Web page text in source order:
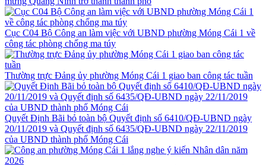
Cục C04 Bộ Công an làm việc với UBND phường Móng Cái 1 về
công tác phòng chống ma túy
Thường trực Đảng ủy phường Móng Cái 1 giao ban công tác tuần
Quyết Định Bãi bỏ toàn bộ Quyết định số 6410/QĐ-UBND ngày
20/11/2019 và Quyết định số 6435/QĐ-UBND ngày 22/11/2019
của UBND thành phố Móng Cái